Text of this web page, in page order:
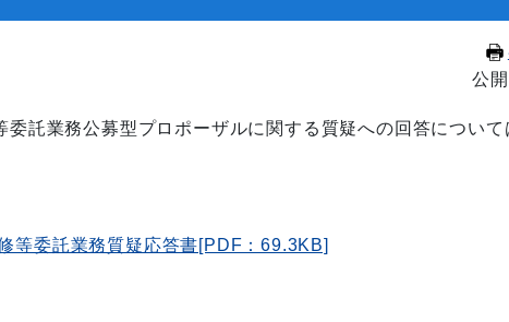
公
委託業務公募型プロポーザルに関する質疑への回答につい
等委託業務質疑応答書[PDF：69.3KB]